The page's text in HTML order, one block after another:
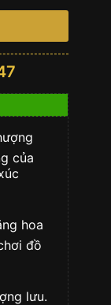
của
hoa
đồ
lưu.